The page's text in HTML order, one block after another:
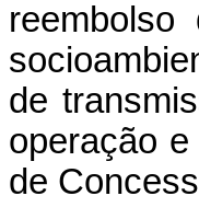
de
operação
de